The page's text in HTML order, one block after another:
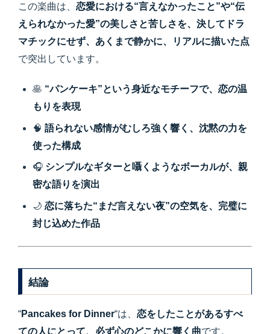
この楽曲は、 恋愛における“言えなかったこと”や“伝
えられなかった愛”の美しさと苦しさを、決してドラ
マチックにせず、あくまで静かに、リアルに描いた点
で突出しています。
🥞 “パンケーキ”という身近なモチーフで、恋の温
もりを表現
🧠語られない感情がむしろ強く響く、沈黙の力を
使った構成
🎧 シンプルなギターと囁くようなボーカルが、親
密な語りを演出
🌙恋に落ちた“まだ言えない夜”の空気を、完璧に
封じ込めた作品
結論
“Pancakes for Dinner“は、 恋をしたことがあるすべ
ての人にとって、必ず心のどこかに響く曲です。